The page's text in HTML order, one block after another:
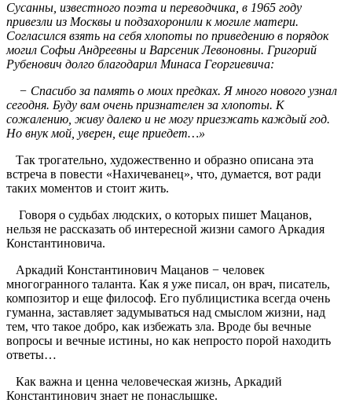
Сусанны, известного поэта и переводчика, в 1965 году
привезли из Москвы и подзахоронили к могиле матери.
Согласился взять на себя хлопоты по приведению в порядок
могил Софьи Андреевны и Варсеник Левоновны. Григорий
Рубенович долго благодарил Минаса Георгиевича:
− Спасибо за память о моих предках. Я много нового узнал
сегодня. Буду вам очень признателен за хлопоты. К
сожалению, живу далеко и не могу приезжать каждый год.
Но внук мой, уверен, еще приедет…»
Так трогательно, художественно и образно описана эта
встреча в повести «Нахичеванец», что, думается, вот ради
таких моментов и стоит жить.
Говоря о судьбах людских, о которых пишет Мацанов,
нельзя не рассказать об интересной жизни самого Аркадия
Константиновича.
Аркадий Константинович Мацанов − человек
многогранного таланта. Как я уже писал, он врач, писатель,
композитор и еще философ. Его публицистика всегда очень
гуманна, заставляет задумываться над смыслом жизни, над
тем, что такое добро, как избежать зла. Вроде бы вечные
вопросы и вечные истины, но как непросто порой находить
ответы…
Как важна и ценна человеческая жизнь, Аркадий
Константинович знает не понаслышке.